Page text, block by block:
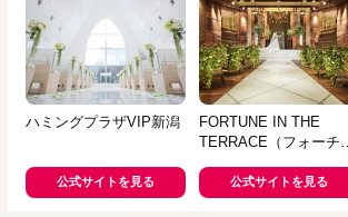
ハミングプラザVIP新潟
公式サイトを見る
FORTUNE IN THE
TERRACE（フォーチュ
公式サイトを見る